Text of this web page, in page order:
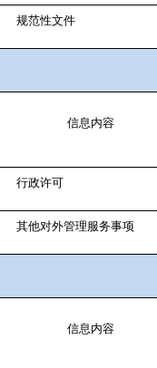
规范性文件
信息内容
行政许可
其他对外管理服务事项
信息内容